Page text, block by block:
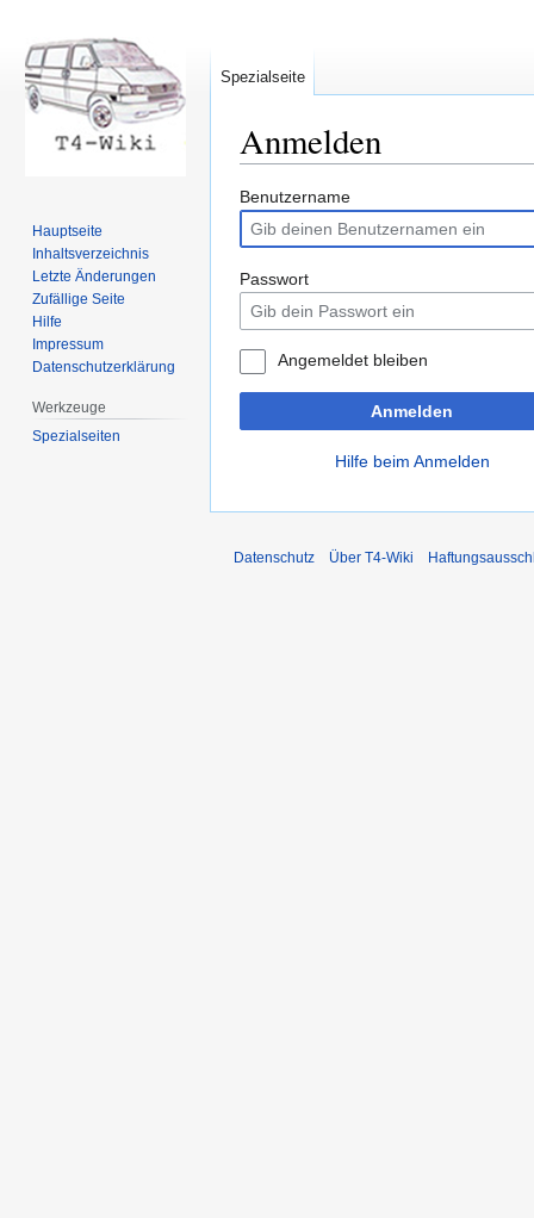
Anmelden
Zur
Navigation
springen
Zur
Suche
springen
Benutzername
Passwort
Angemeldet bleiben
Anmelden
Hilfe beim Anmelden
Spezialseite
Hauptseite
Inhaltsverzeichnis
Letzte Änderungen
Zufällige Seite
Hilfe
Impressum
Datenschutzerklärung
Werkzeuge
Spezialseiten
Datenschutz Über T4-Wiki